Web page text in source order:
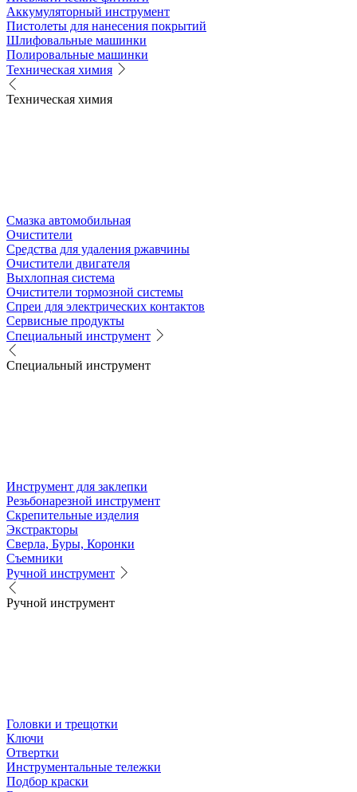
Аккумуляторный инструмент
Пистолеты для нанесения покрытий
Шлифовальные машинки
Полировальные машинки
Техническая химия
Техническая химия
Смазка автомобильная
Очистители
Средства для удаления ржавчины
Очистители двигателя
Выхлопная система
Очистители тормозной системы
Спреи для электрических контактов
Сервисные продукты
Специальный инструмент
Специальный инструмент
Инструмент для заклепки
Резьбонарезной инструмент
Скрепительные изделия
Экстракторы
Сверла, Буры, Коронки
Съемники
Ручной инструмент
Ручной инструмент
Головки и трещотки
Ключи
Отвертки
Инструментальные тележки
Подбор краски